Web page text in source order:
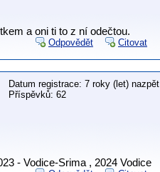
a oni ti to z ní odečtou.
Odpovědět Citovat
Datum registrace: 7 roky (let) nazpět
Příspěvků: 62
- Vodice-Srima , 2024 Vodice